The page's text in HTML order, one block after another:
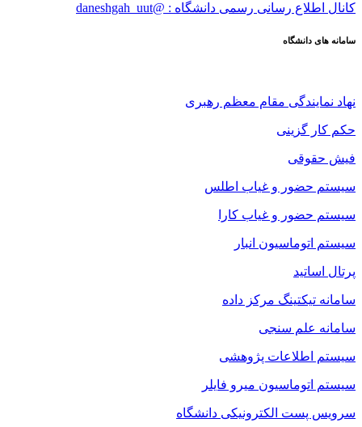
کانال اطلاع رسانی رسمی دانشگاه : @daneshgah_uut
سامانه های دانشگاه
نهاد نمایندگی مقام معظم رهبری
حکم کار گزینی
فیش حقوقی
سیستم حضور و غیاب اطلس
سیستم حضور و غیاب کارا
سیستم اتوماسیون انبار
پرتال اساتید
سامانه تیکتینگ مرکز داده
سامانه علم سنجی
سیستم اطلاعات پژوهشی
سیستم اتوماسیون میرو فایلر
سرویس پست الکترونیکی دانشگاه